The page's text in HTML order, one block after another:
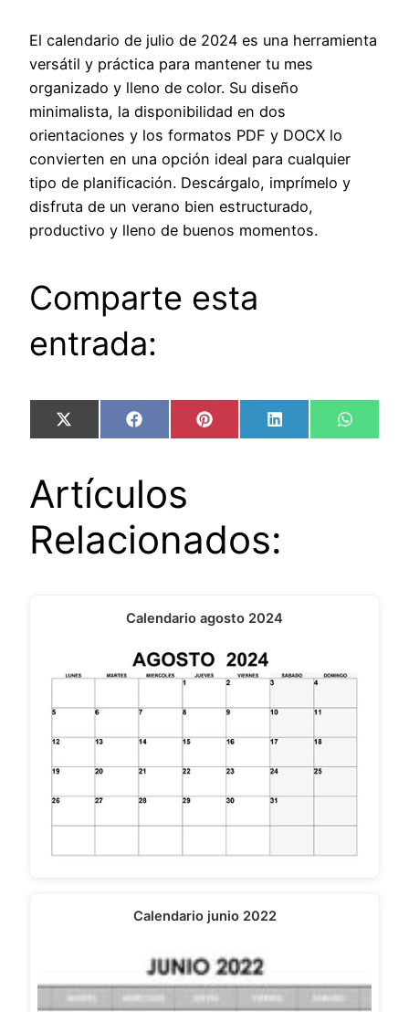
El calendario de julio de 2024 es una herramienta
versátil y práctica para mantener tu mes
organizado y lleno de color. Su diseño
minimalista, la disponibilidad en dos
orientaciones y los formatos PDF y DOCX lo
convierten en una opción ideal para cualquier
tipo de planificación. Descárgalo, imprímelo y
disfruta de un verano bien estructurado,
productivo y lleno de buenos momentos.
Comparte esta
entrada:
Compartir
en
X
(Twitter)
Compartir
en
FacebookCompartir
en
Pinterest Compartir
en
LinkedIn
en
Artículos
Relacionados:
Calendario agosto 2024
Calendario junio 2022